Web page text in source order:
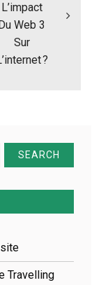
L’impact
Web 3
Sur
?
Travelling